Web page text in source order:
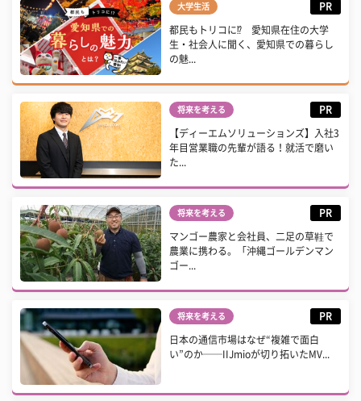
大学生活 PR
都民もトリコに⁉ 愛知県在住の大学
生・社会人に聞く、愛知県での暮らし
の魅...
将来を考える PR
【ディーエムソリューションズ】入社3
年目営業職の先輩が語る！就活で磨い
た...
将来を考える PR
マンゴー農家と会社員、二足の草鞋で
農業に携わる。「沖縄ゴールデンマン
ゴー...
将来を考える PR
日本の通信市場はなぜ“複雑で面白
い”のか──IIJmioが切り拓いたMV...